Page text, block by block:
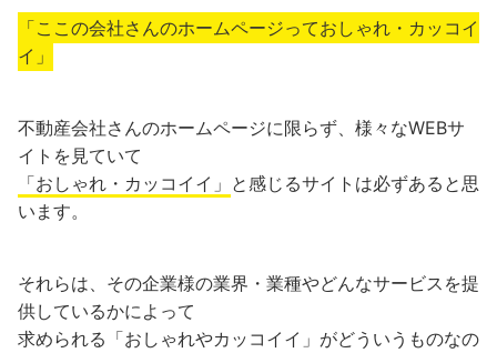
「ここの会社さんのホームページっておしゃれ・カッコイ
イ」
不動産会社さんのホームページに限らず、様々なWEBサ
イトを見ていて
「おしゃれ・カッコイイ」 と感じるサイトは必ずあると思
います。
それらは、その企業様の業界・業種やどんなサービスを提
供しているかによって
求められる「おしゃれやカッコイイ」がどういうものなの